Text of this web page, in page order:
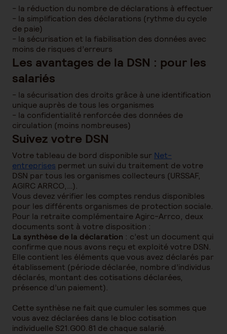
- la réduction du nombre de déclarations à effectuer
- la simplification des déclarations (rythme du cycle
de paie)
- la sécurisation et la fiabilisation des données avec
moins de risques d’erreurs
Les avantages de la DSN : pour les
salariés
- la sécurisation des droits grâce à une identification
unique auprès de tous les organismes
- la confidentialité renforcée des données de
circulation (moins nombreuses)
Suivez votre DSN
Votre tableau de bord disponible sur Net-
entreprises permet un suivi du traitement de votre
DSN par tous les organismes collecteurs (URSSAF,
AGIRC ARRCO,…).
Vous devez vérifier les comptes rendus disponibles
pour les différents organismes de protection sociale.
Pour la retraite complémentaire Agirc-Arrco, deux
documents sont à votre disposition :
La synthèse de la déclaration : c’est un document qui
confirme que nous avons reçu et exploité votre DSN.
Elle contient les éléments que vous avez déclarés par
établissement (période déclarée, nombre d’individus
déclarés, montant des cotisations déclarées,
présence d’un paiement).
Cette synthèse ne fait que cumuler les sommes que
vous avez déclarées dans le bloc cotisation
individuelle S21.G00.81 de chaque salarié.